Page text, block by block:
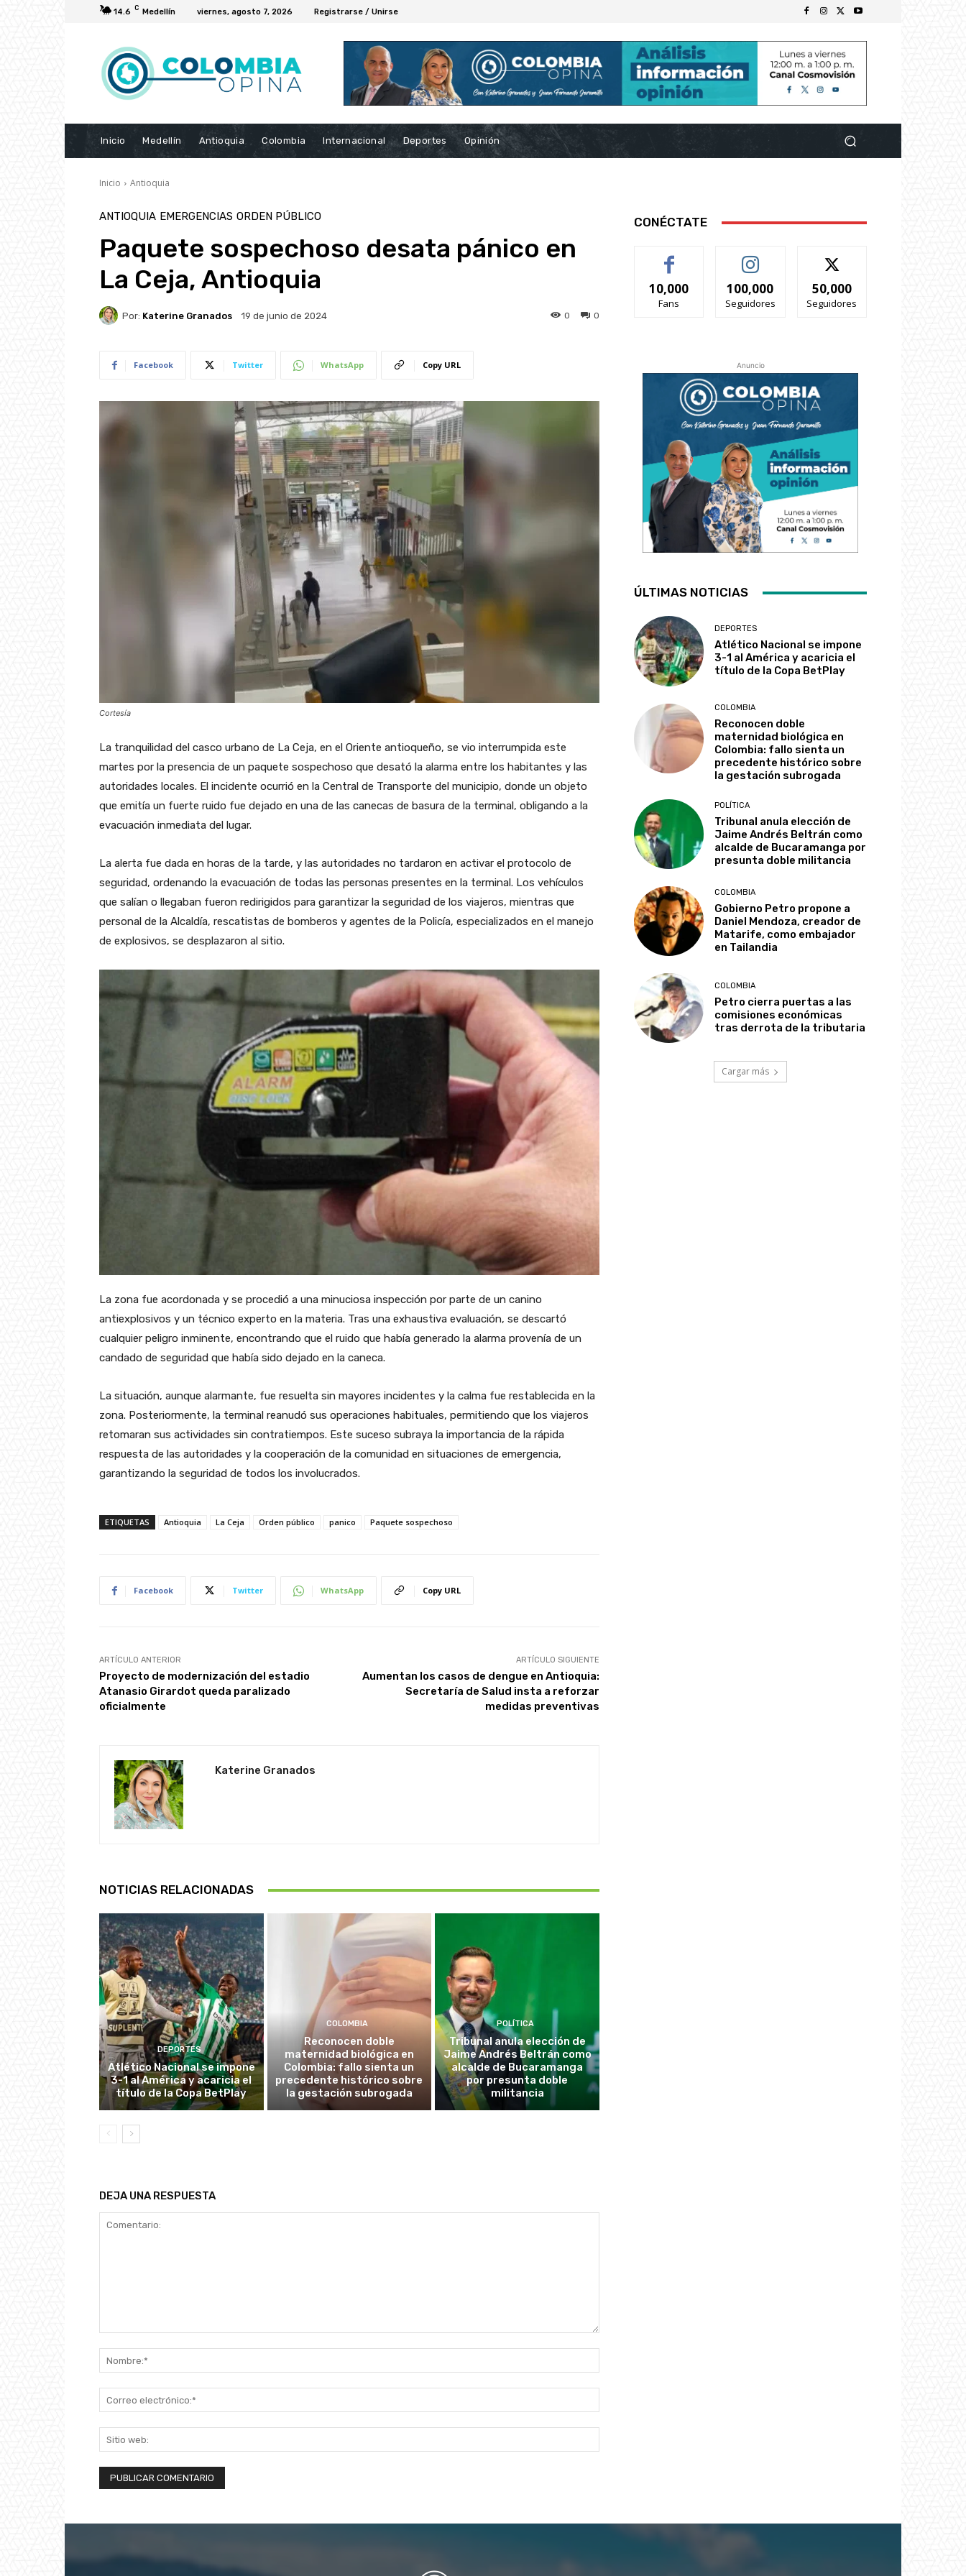
14.6 C Medellín viernes, agosto 7, 2026 Registrarse / Unirse
Inicio Medellín Antioquia Colombia Internacional Deportes Opinión
Inicio Antioquia
ANTIOQUIA EMERGENCIAS ORDEN PÚBLICO
Paquete sospechoso desata pánico en
La Ceja, Antioquia
Por: Katerine Granados 19 de junio de 2024 0
0
Facebook Twitter WhatsApp Copy URL
Cortesía
La tranquilidad del casco urbano de La Ceja, en el Oriente antioqueño, se vio interrumpida este
martes por la presencia de un paquete sospechoso que desató la alarma entre los habitantes y las
autoridades locales. El incidente ocurrió en la Central de Transporte del municipio, donde un objeto
que emitía un fuerte ruido fue dejado en una de las canecas de basura de la terminal, obligando a la
evacuación inmediata del lugar.
La alerta fue dada en horas de la tarde, y las autoridades no tardaron en activar el protocolo de
seguridad, ordenando la evacuación de todas las personas presentes en la terminal. Los vehículos
que salían o llegaban fueron redirigidos para garantizar la seguridad de los viajeros, mientras que
personal de la Alcaldía, rescatistas de bomberos y agentes de la Policía, especializados en el manejo
de explosivos, se desplazaron al sitio.
La zona fue acordonada y se procedió a una minuciosa inspección por parte de un canino
antiexplosivos y un técnico experto en la materia. Tras una exhaustiva evaluación, se descartó
cualquier peligro inminente, encontrando que el ruido que había generado la alarma provenía de un
candado de seguridad que había sido dejado en la caneca.
La situación, aunque alarmante, fue resuelta sin mayores incidentes y la calma fue restablecida en la
zona. Posteriormente, la terminal reanudó sus operaciones habituales, permitiendo que los viajeros
retomaran sus actividades sin contratiempos. Este suceso subraya la importancia de la rápida
respuesta de las autoridades y la cooperación de la comunidad en situaciones de emergencia,
garantizando la seguridad de todos los involucrados.
ETIQUETAS Antioquia La Ceja Orden público panico Paquete sospechoso
Facebook Twitter WhatsApp Copy URL
ARTÍCULO ANTERIOR
Proyecto de modernización del estadio
Atanasio Girardot queda paralizado
oficialmente
ARTÍCULO SIGUIENTE
Aumentan los casos de dengue en Antioquia:
Secretaría de Salud insta a reforzar
medidas preventivas
Katerine Granados
NOTICIAS RELACIONADAS
DEPORTES
Atlético Nacional se impone
3-1 al América y acaricia el
título de la Copa BetPlay
COLOMBIA
Reconocen doble
maternidad biológica en
Colombia: fallo sienta un
precedente histórico sobre
la gestación subrogada
POLÍTICA
Tribunal anula elección de
Jaime Andrés Beltrán como
alcalde de Bucaramanga
por presunta doble
militancia
DEJA UNA RESPUESTA
electrónico:*
web:
CONÉCTATE
10,000
Fans
100,000
Seguidores
50,000
Seguidores
Anuncio
ÚLTIMAS NOTICIAS
DEPORTES
Atlético Nacional se impone
3-1 al América y acaricia el
título de la Copa BetPlay
COLOMBIA
Reconocen doble
maternidad biológica en
Colombia: fallo sienta un
precedente histórico sobre
la gestación subrogada
POLÍTICA
Tribunal anula elección de
Jaime Andrés Beltrán como
alcalde de Bucaramanga por
presunta doble militancia
COLOMBIA
Gobierno Petro propone a
Daniel Mendoza, creador de
Matarife, como embajador
en Tailandia
COLOMBIA
Petro cierra puertas a las
comisiones económicas
tras derrota de la tributaria
Cargar más